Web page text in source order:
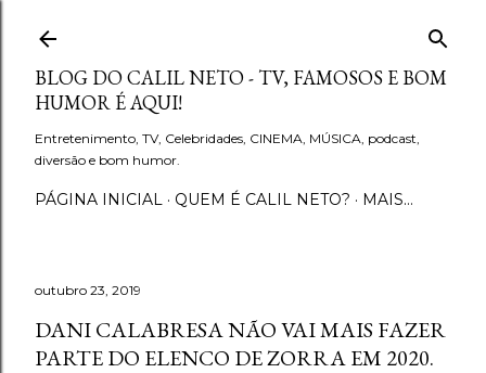
Pular para o conteúdo principal
BLOG DO CALIL NETO - TV, FAMOSOS E BOM
HUMOR É AQUI!
Entretenimento, TV, Celebridades, CINEMA, MÚSICA, podcast,
diversão e bom humor.
PÁGINA INICIAL QUEM É CALIL NETO? MAIS…
outubro 23, 2019
DANI CALABRESA NÃO VAI MAIS FAZER
PARTE DO ELENCO DE ZORRA EM 2020.